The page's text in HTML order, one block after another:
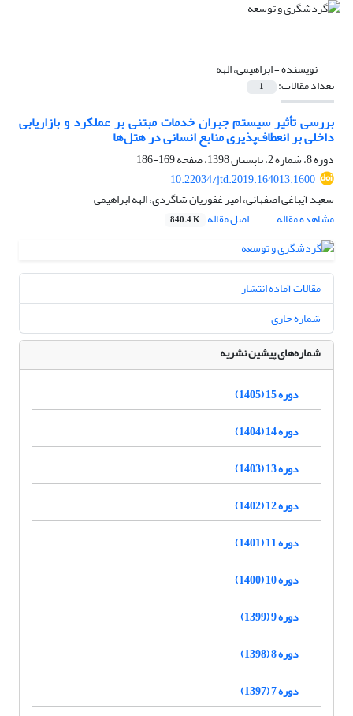
نویسنده =ابراهیمی، الهه
تعداد مقالات: 1
بررسی تأثیر سیستم جبران خدمات مبتنی بر عملکرد و بازاریابی
داخلی بر انعطاف‌پذیری منابع انسانی در هتل‌ها
دوره 8، شماره 2، تابستان 1398، صفحه
169-186
10.22034/jtd.2019.164013.1600
سعید آیباغی اصفهانی، امیر غفوریان شاگردی، الهه ابراهیمی
مشاهده مقاله
اصل مقاله 840.4 K
مقالات آماده انتشار
شماره جاری
شماره‌های پیشین نشریه
دوره 15 (1405)
دوره 14 (1404)
دوره 13 (1403)
دوره 12 (1402)
دوره 11 (1401)
دوره 10 (1400)
دوره 9 (1399)
دوره 8 (1398)
دوره 7 (1397)